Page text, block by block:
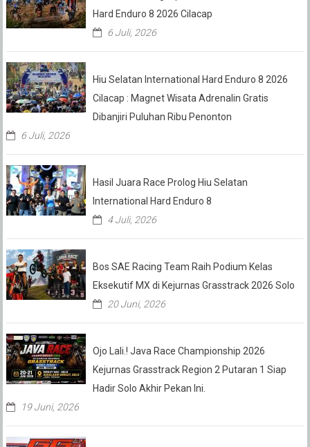
Hard Enduro 8 2026 Cilacap
6 Juli, 2026
Hiu Selatan International Hard Enduro 8 2026
Cilacap : Magnet Wisata Adrenalin Gratis
Dibanjiri Puluhan Ribu Penonton
6 Juli, 2026
Hasil Juara Race Prolog Hiu Selatan
International Hard Enduro 8
4 Juli, 2026
Bos SAE Racing Team Raih Podium Kelas
Eksekutif MX di Kejurnas Grasstrack 2026 Solo
20 Juni, 2026
Ojo Lali.! Java Race Championship 2026
Kejurnas Grasstrack Region 2 Putaran 1 Siap
Hadir Solo Akhir Pekan Ini.
19 Juni, 2026